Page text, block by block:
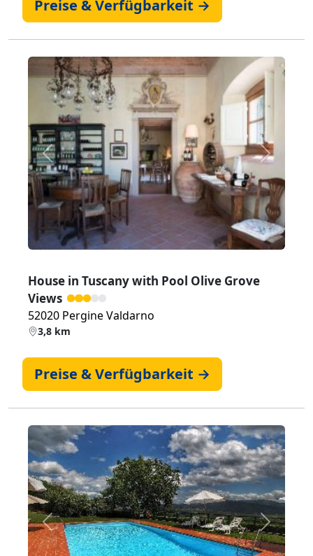
Preise & Verfügbarkeit →
Zurück Weiter
House in Tuscany with Pool Olive Grove
Views
52020 Pergine Valdarno
3,8 km
Preise & Verfügbarkeit →
Zurück Weiter